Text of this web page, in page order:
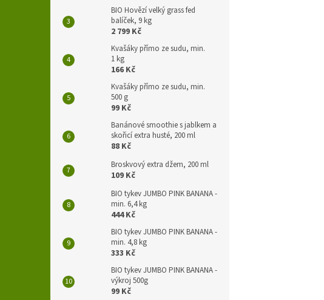
BIO Hovězí velký grass fed
balíček, 9 kg
2 799 Kč
Kvašáky přímo ze sudu, min.
1 kg
166 Kč
Kvašáky přímo ze sudu, min.
500 g
99 Kč
Banánové smoothie s jablkem a
skořicí extra husté, 200 ml
88 Kč
Broskvový extra džem, 200 ml
109 Kč
BIO tykev JUMBO PINK BANANA -
min. 6,4 kg
444 Kč
BIO tykev JUMBO PINK BANANA -
min. 4,8 kg
333 Kč
BIO tykev JUMBO PINK BANANA -
výkroj 500g
99 Kč